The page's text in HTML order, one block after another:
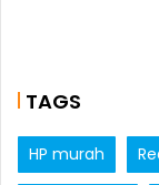
TAGS
HP murah